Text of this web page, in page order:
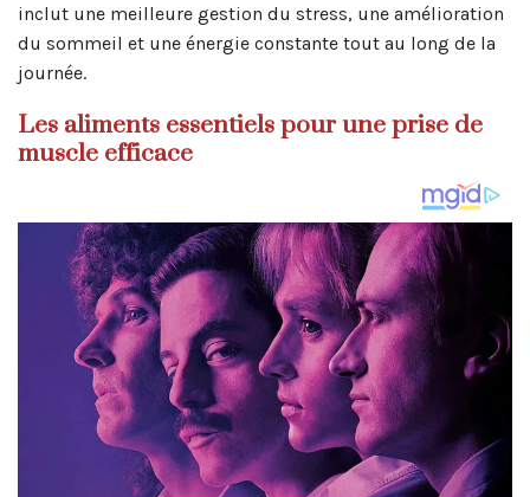
inclut une meilleure gestion du stress, une amélioration
du sommeil et une énergie constante tout au long de la
journée.
Les aliments essentiels pour une prise de
muscle efficace